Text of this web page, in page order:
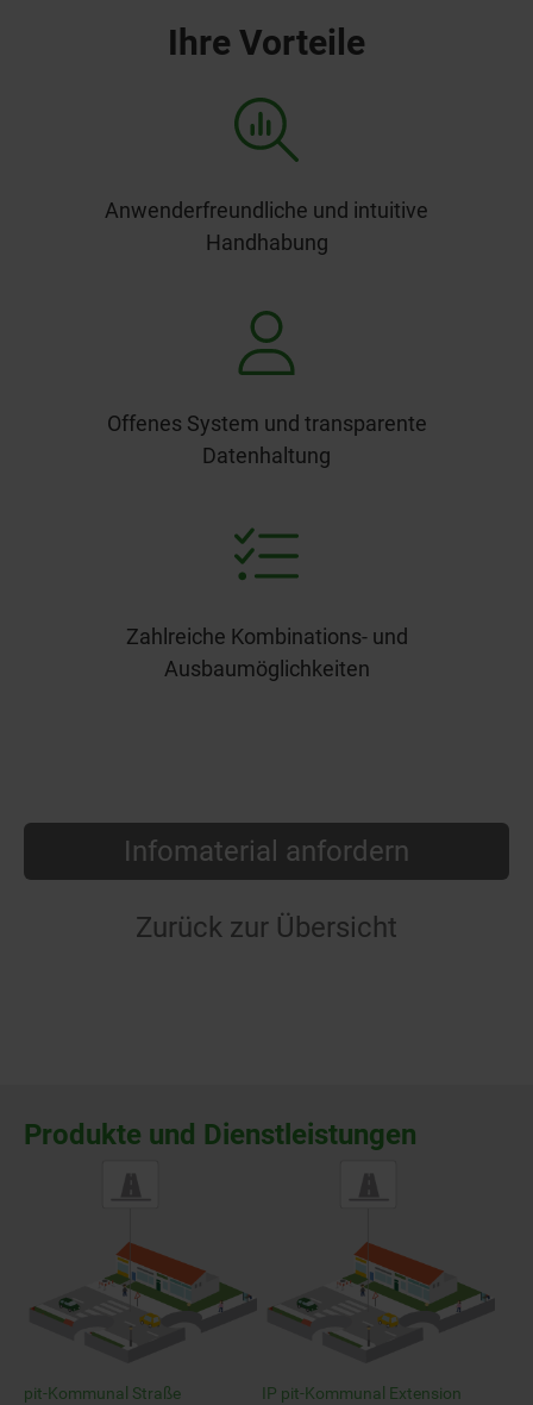
Ihre Vorteile
Anwenderfreundliche und intuitive
Handhabung
Offenes System und transparente
Datenhaltung
Zahlreiche Kombinations- und
Ausbaumöglichkeiten
Infomaterial anfordern
Zurück zur Übersicht
pit-Kommunal Straße IP pit-Kommunal Extension
Produkte und Dienstleistungen